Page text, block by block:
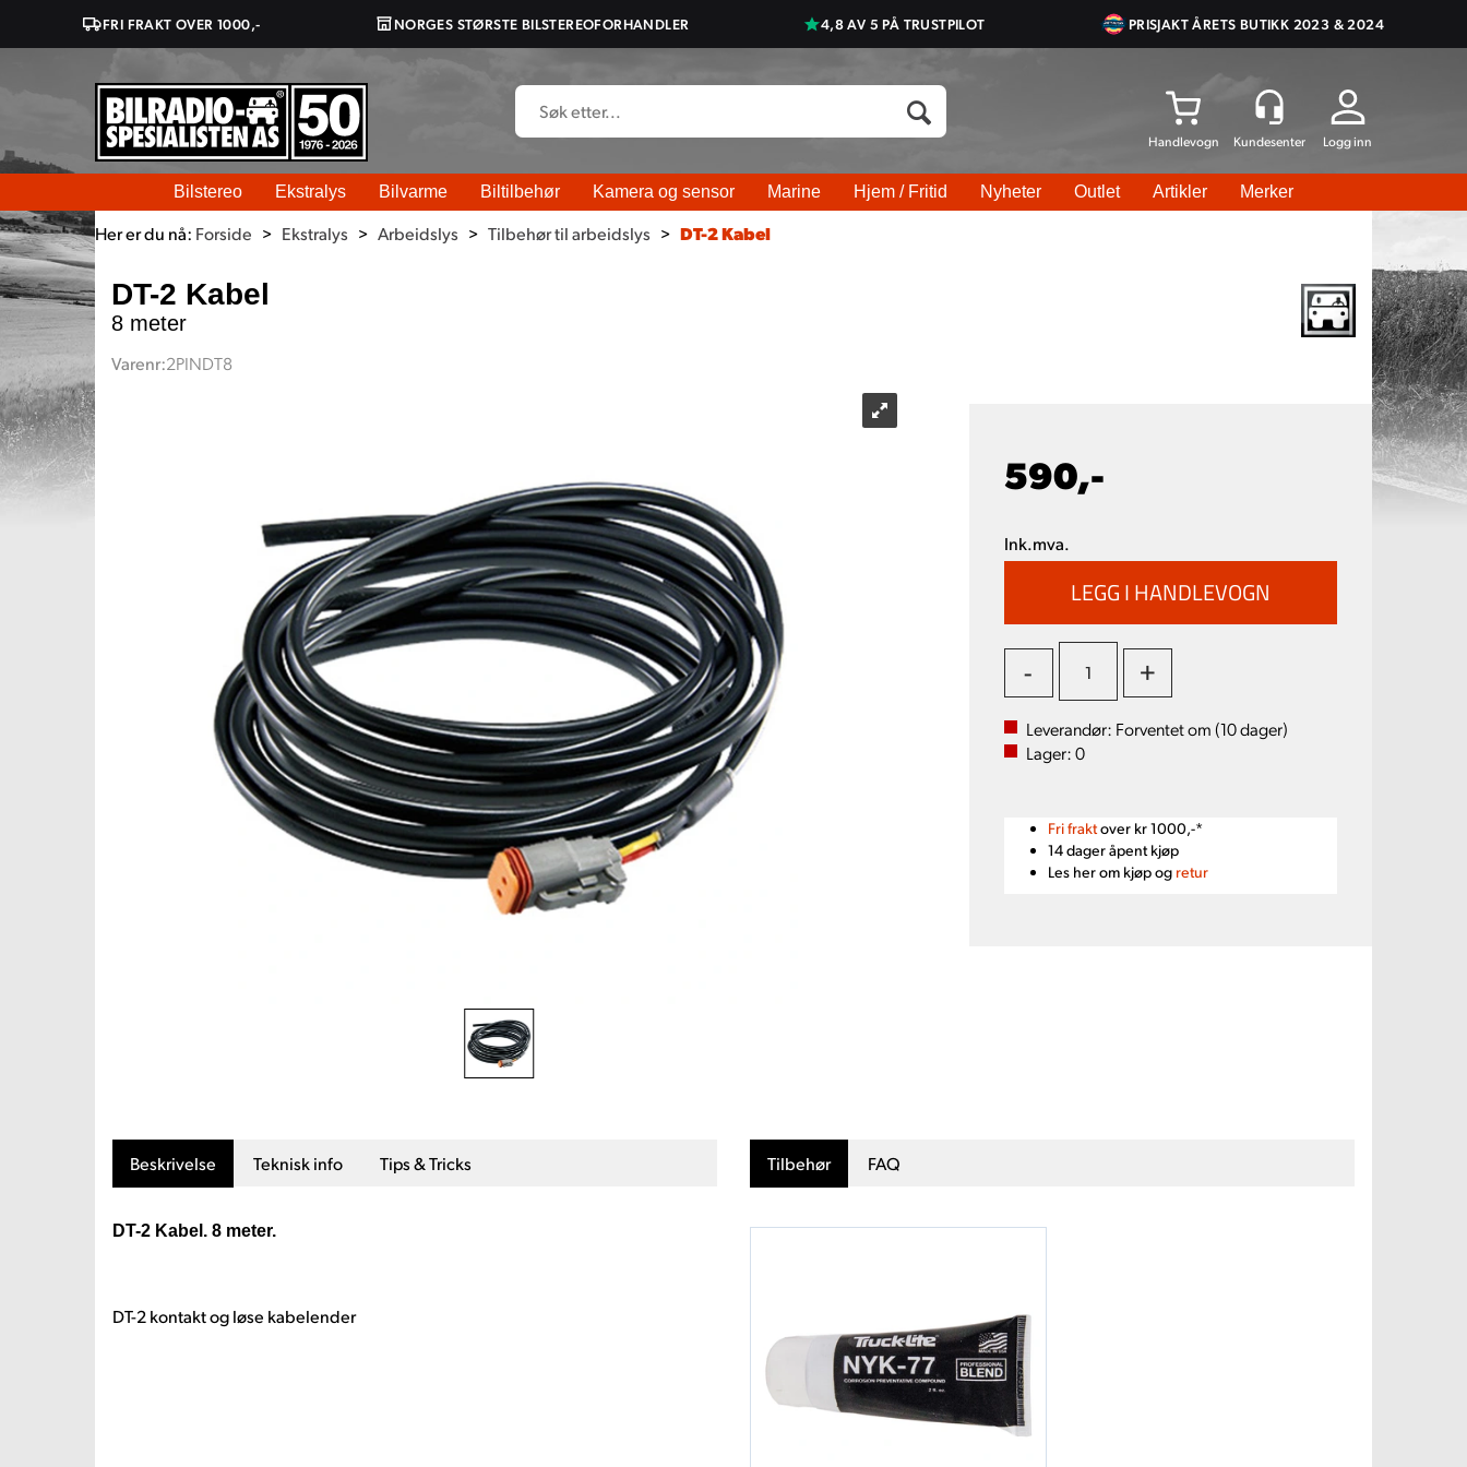
FRI FRAKT OVER 1000,- NORGES STØRSTE BILSTEREOFORHANDLER 4,8 AV 5 PÅ TRUSTPILOT PRISJAKT ÅRETS BUTIKK 2023 & 2024
Logg inn
Bilstereo Ekstralys Bilvarme Biltilbehør Kamera og sensor Marine Hjem / Fritid Nyheter Outlet Artikler Merker
Her er du nå: Forside > Ekstralys > Arbeidslys > Tilbehør til arbeidslys > DT-2 Kabel
DT-2 Kabel
8 meter
Varenr:2PINDT8
590,-
Ink.mva.
- +
Leverandør: Forventet om (10dager)
Lager:0
Fri fraktover kr 1000,-*
14 dager åpent kjøp
Les her om kjøp og retur
Beskrivelse Teknisk info Tips & Tricks
DT-2 Kabel. 8 meter.
DT-2 kontakt og løse kabelender
Tilbehør FAQ